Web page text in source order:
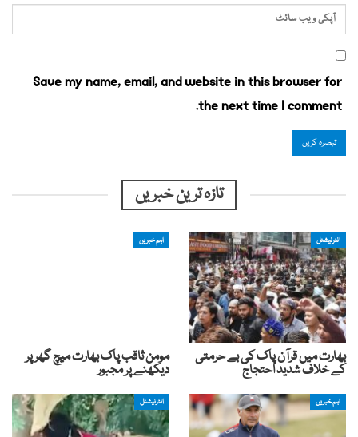
Save my name, email, and website in this browser for
the next time I comment.
تازہ ترین خبریں
انٹرنیشنل
بھارت میں قرآن پاک کی بے حرمتی
کے خلاف شدید احتجاج
اہم خبریں
مومن ثاقب پاک بھارت میچ گھر پر
دیکھنے پر مجبور
اہم خبریں انٹرنیشنل